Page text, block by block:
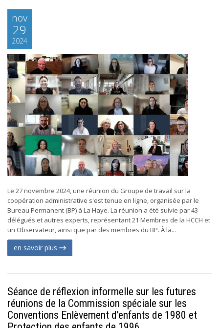
nov
29
2024
Le 27 novembre 2024, une réunion du Groupe de travail sur la
coopération administrative s'est tenue en ligne, organisée par le
Bureau Permanent (BP) à La Haye. La réunion a été suivie par 43
délégués et autres experts, représentant 21 Membres de la HCCH et
un Observateur, ainsi que par des membres du BP. À la...
en savoir plus
Séance de réflexion informelle sur les futures
réunions de la Commission spéciale sur les
Conventions Enlèvement d’enfants de 1980 et